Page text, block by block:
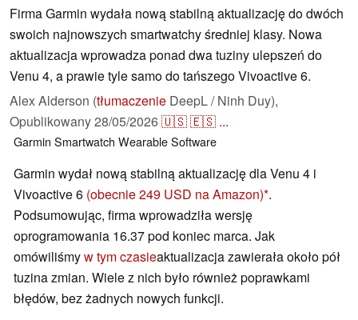
Firma Garmin wydała nową stabilną aktualizację do dwóch
swoich najnowszych smartwatchy średniej klasy. Nowa
aktualizacja wprowadza ponad dwa tuziny ulepszeń do
Venu 4, a prawie tyle samo do tańszego Vivoactive 6.
Alex Alderson (tłumaczenie DeepL / Ninh Duy),
Opublikowany28/05/2026🇺🇸🇪🇸 ...
Garmin Smartwatch WearableSoftware
Garmin wydał nową stabilną aktualizację dla Venu 4 i
Vivoactive 6 (obecnie 249 USD na Amazon) .
Podsumowując, firma wprowadziła wersję
oprogramowania 16.37 pod koniec marca. Jak
omówiliśmyw tym czasieaktualizacja zawierała około pół
tuzina zmian. Wiele z nich było również poprawkami
błędów, bez żadnych nowych funkcji.